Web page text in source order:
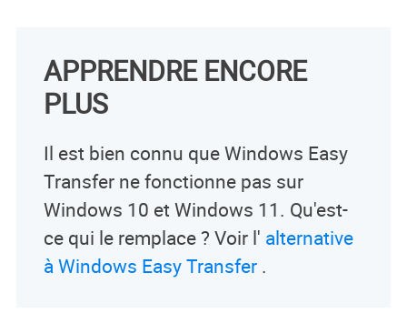
APPRENDRE ENCORE
PLUS
Il est bien connu que Windows Easy
Transfer ne fonctionne pas sur
Windows 10 et Windows 11. Qu'est-
ce qui le remplace ? Voir l' alternative
à Windows Easy Transfer.